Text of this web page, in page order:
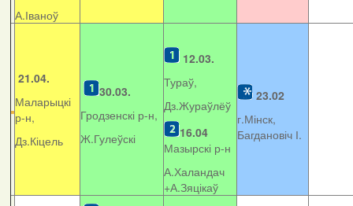
А.Іваноў
21.04.
Маларыцкі
р-н,
Дз.Кіцель
30.03.
Гродзенскі р-н,
Ж.Гулеўскі
12.03.
Тураў,
Дз.Жураўлёў
16.04
Мазырскі р-н
А.Халандач
+А.Зяцікаў
23.02
г.Мінск,
Багдановіч І.